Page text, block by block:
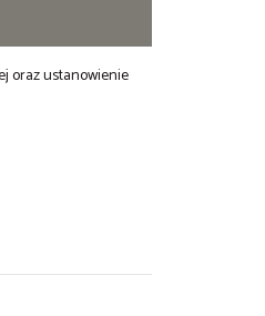
oraz ustanowienie